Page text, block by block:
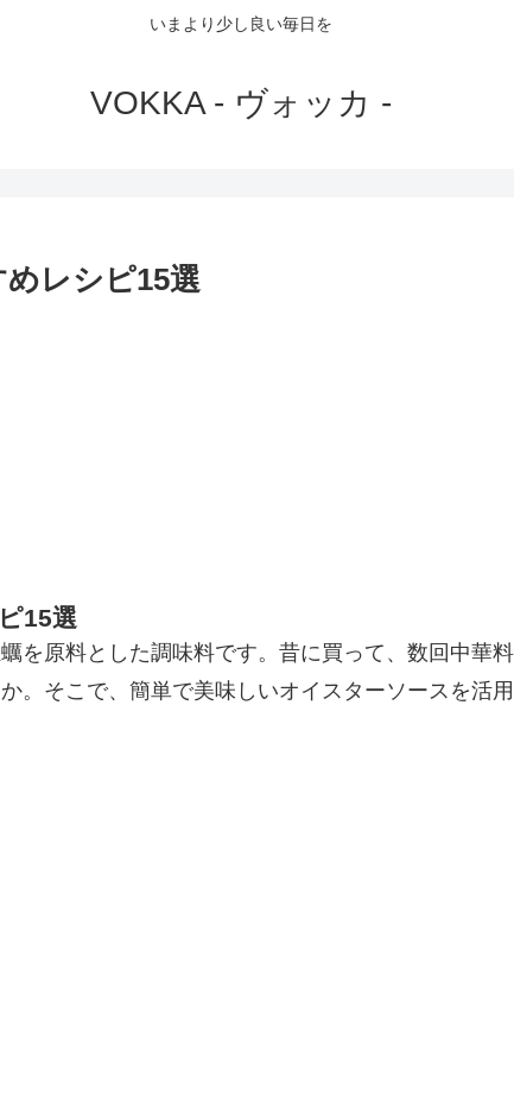
いまより少し良い毎日を
VOKKA - ヴォッカ -
レシピ15選
15選
を原料とした調味料です。昔に買って、数回中華
。そこで、簡単で美味しいオイスターソースを活